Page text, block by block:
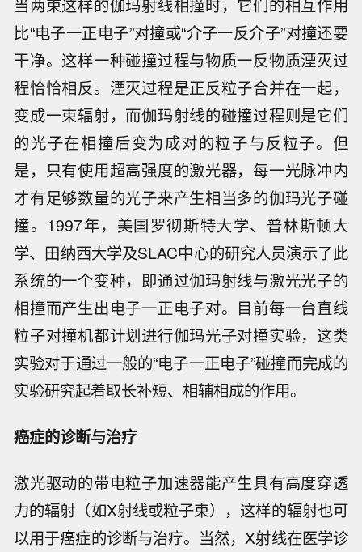
当两束这样的伽玛射线相撞时，它们的相互作用
比“电子一正电子”对撞或“介子一反介子”对撞还要
干净。这样一种碰撞过程与物质一反物质湮灭过
程恰恰相反。湮灭过程是正反粒子合并在一起，
变成一束辐射，而伽玛射线的碰撞过程则是它们
的光子在相撞后变为成对的粒子与反粒子。但
是，只有使用超高强度的激光器，每一光脉冲内
才有足够数量的光子来产生相当多的伽玛光子碰
撞。1997年，美国罗彻斯特大学、普林斯顿大
学、田纳西大学及SLAC中心的研究人员演示了此
系统的一个变种，即通过伽玛射线与激光光子的
相撞而产生出电子一正电子对。目前每一台直线
粒子对撞机都计划进行伽玛光子对撞实验，这类
实验对于通过一般的“电子一正电子”碰撞而完成的
实验研究起着取长补短、相辅相成的作用。
癌症的诊断与治疗
激光驱动的带电粒子加速器能产生具有高度穿透
力的辐射（如X射线或粒子束），这样的辐射也可
以用于癌症的诊断与治疗。当然，X射线在医学诊